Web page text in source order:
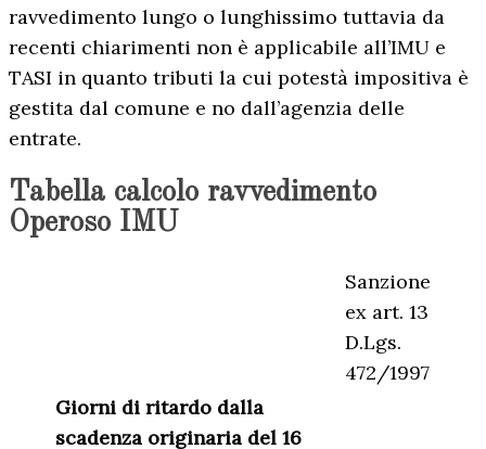
ravvedimento lungo o lunghissimo tuttavia da
recenti chiarimenti non è applicabile all’IMU e
TASI in quanto tributi la cui potestà impositiva è
gestita dal comune e no dall’agenzia delle
entrate.
Tabella calcolo ravvedimento
Operoso IMU
Sanzione
ex art. 13
D.Lgs.
472/1997
Giorni di ritardo dalla
scadenza originaria del 16